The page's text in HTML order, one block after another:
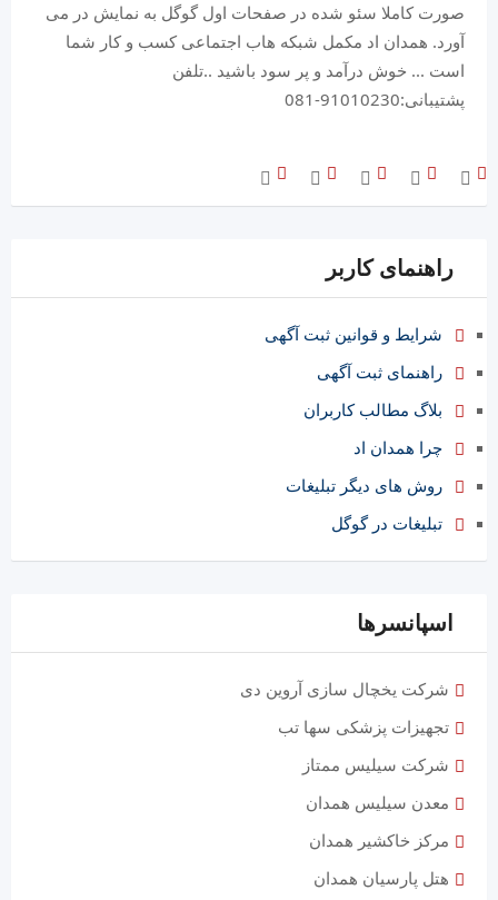
صورت کاملا سئو شده در صفحات اول گوگل به نمایش در می
آورد. همدان اد مکمل شبکه هاب اجتماعی کسب و کار شما
است ... خوش درآمد و پر سود باشید ..تلفن
پشتیبانی:91010230-081
راهنمای کاربر
شرایط و قوانین ثبت آگهی
راهنمای ثبت آگهی
بلاگ مطالب کاربران
چرا همدان اد
روش های دیگر تبلیغات
تبلیغات در گوگل
اسپانسرها
شرکت یخچال سازی آروین دی
تجهیزات پزشکی سها تب
شرکت سیلیس ممتاز
معدن سیلیس همدان
مرکز خاکشیر همدان
هتل پارسیان همدان